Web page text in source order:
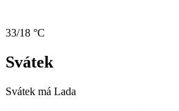
33/18 °C
Svátek
Svátek má Lada